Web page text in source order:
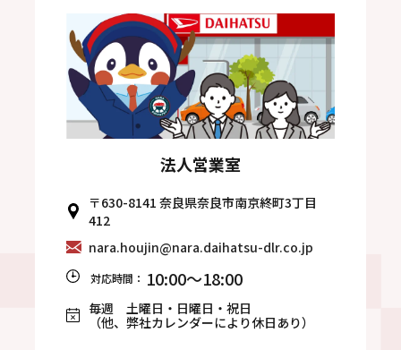
法人営業室
〒630-8141 奈良県奈良市南京終町3丁目
412
nara.houjin@nara.daihatsu-dlr.co.jp
対応時間： 10:00～18:00
毎週 土曜日・日曜日・祝日
（他、弊社カレンダーにより休日あり）